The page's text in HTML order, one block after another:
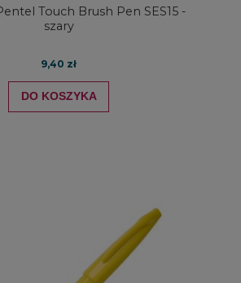
Touch Brush Pen SES15 -
szary
9,40 zł
DO KOSZYKA